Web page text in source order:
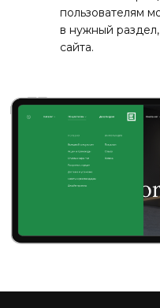
пользователям
в нужный
сайта.